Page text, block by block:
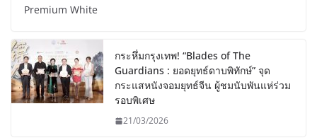
Premium White
กระหึ่มกรุงเทพ! “Blades of The
Guardians : ยอดยุทธ์ดาบพิทักษ์” จุด
กระแสหนังจอมยุทธ์จีน ผู้ชมนับพันแห่ร่วม
รอบพิเศษ
21/03/2026